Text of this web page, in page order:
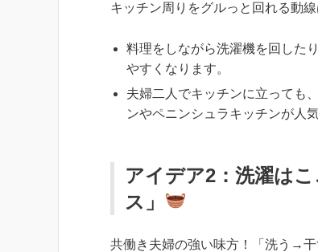
キッチン周りをグルっと回れる動
料理をしながら洗濯機を回した
やすくなります。
夫婦二人でキッチンに立っても
ンやペニンシュラキッチンが人
アイデア2：洗濯は
ス」
共働き夫婦の強い味方！「洗う→